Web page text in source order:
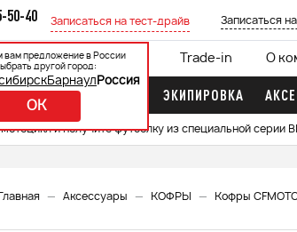
50-40
вам предложение в России
другой город:
Барнаул Россия
OK
Записаться на тест-драйв Записаться
Акции Кредит 0% Trade-in О
ЛОДОЧНЫЕ МОТОРЫ ЭКИПИРОВКА
и получите футболку из специальной серии
Главная Аксессуары КОФРЫ Кофры